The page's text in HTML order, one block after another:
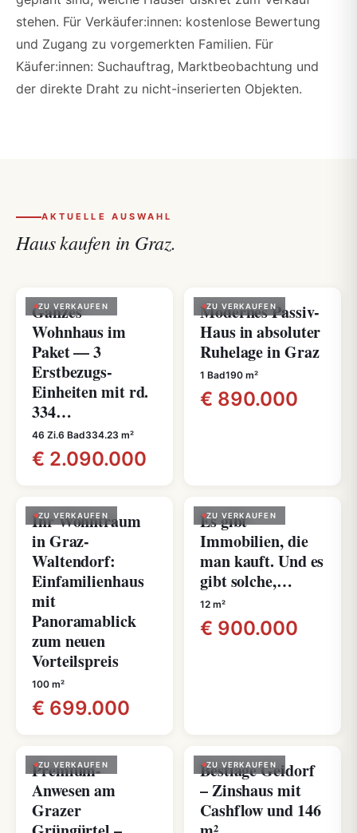
stehen. Für Verkäufer:innen: kostenlose Bewertung
und Zugang zu vorgemerkten Familien. Für
Käufer:innen: Suchauftrag, Marktbeobachtung und
der direkte Draht zu nicht-inserierten Objekten.
AKTUELLE AUSWAHL
Haus kaufen in Graz.
ZU VERKAUFEN
Ganzes
Wohnhaus im
Paket — 3
Erstbezugs-
Einheiten mit rd.
334…
46 Zi.6 Bad334.23 m²
€ 2.090.000
ZU VERKAUFEN
Modernes Passiv-
Haus in absoluter
Ruhelage in Graz
1 Bad190 m²
€ 890.000
ZU VERKAUFEN
Ihr Wohntraum
in Graz-
Waltendorf:
Einfamilienhaus
mit
Panoramablick
zum neuen
Vorteilspreis
100 m²
€ 699.000
ZU VERKAUFEN
Es gibt
Immobilien, die
man kauft. Und es
gibt solche,…
12 m²
€ 900.000
ZU VERKAUFEN
Premium-
Anwesen am
Grazer
ZU VERKAUFEN
Bestlage Geidorf
– Zinshaus mit
Cashflow und 146